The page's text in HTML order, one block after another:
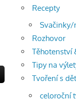
Recepty
Svačinky/
Rozhovor
Těhotenství
Tipy na
Tvoření s
celoroční